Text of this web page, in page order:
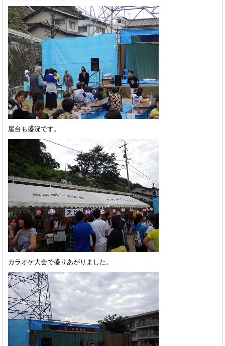
屋台も盛況です。
カラオケ大会で盛りあがりました。